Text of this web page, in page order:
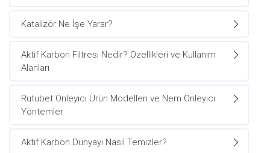
Katalizör Ne İşe Yarar?
Aktif Karbon Filtresi Nedir? Özellikleri ve Kullanım
Alanları
Rutubet Önleyici Ürün Modelleri ve Nem Önleyici
Yöntemler
Aktif Karbon Dünyayı Nasıl Temizler?